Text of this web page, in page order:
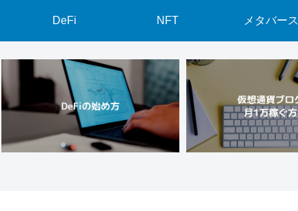
DeFi NFT メタバース